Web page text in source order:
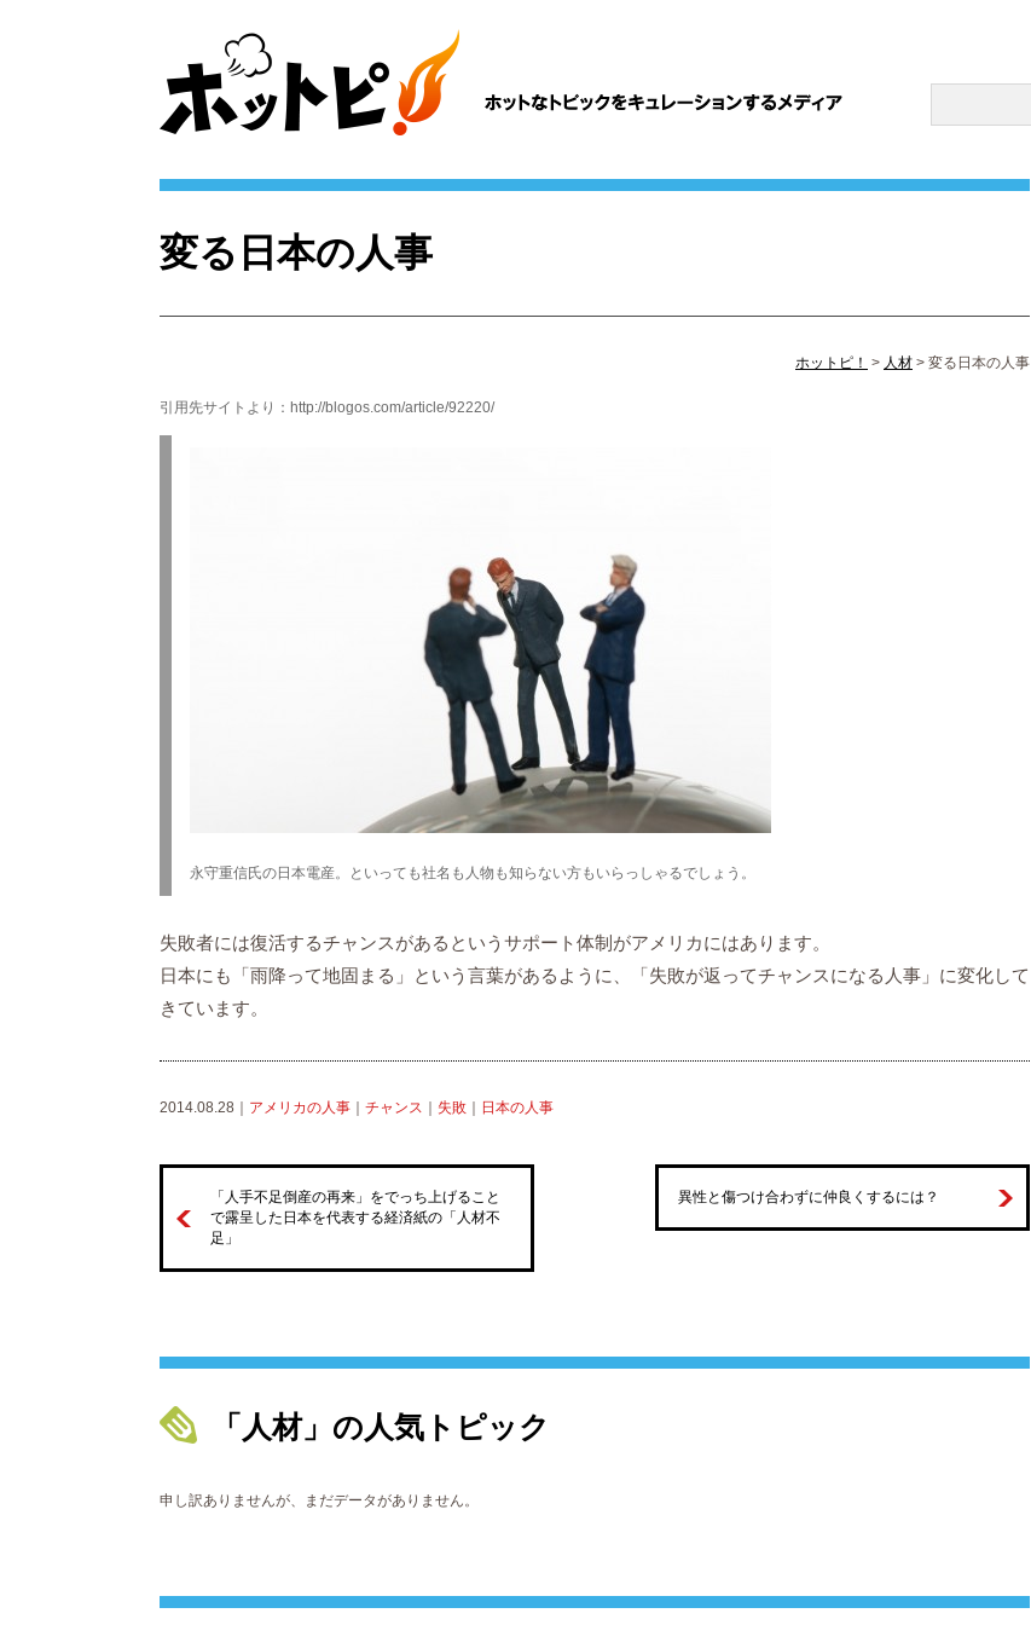
変る日本の人事
ホットピ！ > 人材 > 変る日本の人事
引用先サイトより： http://blogos.com/article/92220/
永守重信氏の日本電産。といっても社名も人物も知らない方もいらっしゃるでしょう。
失敗者には復活するチャンスがあるというサポート体制がアメリカにはあります。
日本にも「雨降って地固まる」という言葉があるように、「失敗が返ってチャンスになる人事」に変化して
きています。
2014.08.28｜ アメリカの人事 チャンス 失敗 日本の人事
「人手不足倒産の再来」をでっち上げること
で露呈した日本を代表する経済紙の「人材不
足」
異性と傷つけ合わずに仲良くするには？
「人材」の人気トピック
申し訳ありませんが、まだデータがありません。